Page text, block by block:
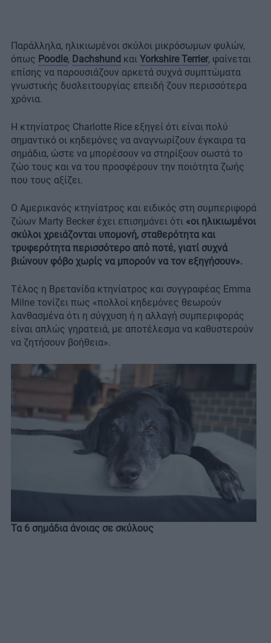
Παράλληλα, ηλικιωμένοι σκύλοι μικρόσωμων φυλών,
όπως Poodle, Dachshund και Yorkshire Terrier, φαίνεται
επίσης να παρουσιάζουν αρκετά συχνά συμπτώματα
γνωστικής δυσλειτουργίας επειδή ζουν περισσότερα
χρόνια.
Η κτηνίατρος Charlotte Rice εξηγεί ότι είναι πολύ
σημαντικό οι κηδεμόνες να αναγνωρίζουν έγκαιρα τα
σημάδια, ώστε να μπορέσουν να στηρίξουν σωστά το
ζώο τους και να του προσφέρουν την ποιότητα ζωής
που τους αξίζει.
Ο Αμερικανός κτηνίατρος και ειδικός στη συμπεριφορά
ζώων Marty Becker έχει επισημάνει ότι «οι ηλικιωμένοι
σκύλοι χρειάζονται υπομονή, σταθερότητα και
τρυφερότητα περισσότερο από ποτέ, γιατί συχνά
βιώνουν φόβο χωρίς να μπορούν να τον εξηγήσουν».
Τέλος η Βρετανίδα κτηνίατρος και συγγραφέας Emma
Milne τονίζει πως «πολλοί κηδεμόνες θεωρούν
λανθασμένα ότι η σύγχυση ή η αλλαγή συμπεριφοράς
είναι απλώς γηρατειά, με αποτέλεσμα να καθυστερούν
να ζητήσουν βοήθεια».
Τα 6 σημάδια άνοιας σε σκύλους